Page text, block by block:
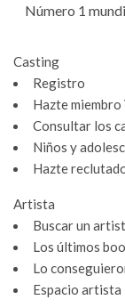
Número 1
Casting
Registro
Hazte miembro
Consultar los
Niños y
Hazte
Artista
Buscar un
Los últimos
Lo
Espacio artista